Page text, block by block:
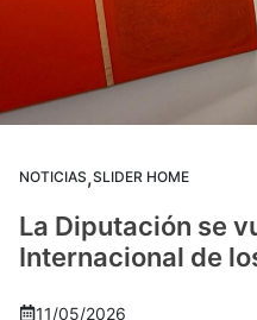
NOTICIAS,SLIDER HOME
La Diputación se
Internacional de
11/05/2026